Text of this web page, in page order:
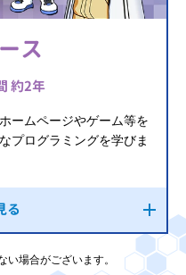
ス
約2年
ームページやゲーム等を
プログラミングを学びま
る
場合がございます。